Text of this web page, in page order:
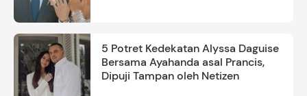
5 Potret Kedekatan Alyssa Daguise
Bersama Ayahanda asal Prancis,
Dipuji Tampan oleh Netizen